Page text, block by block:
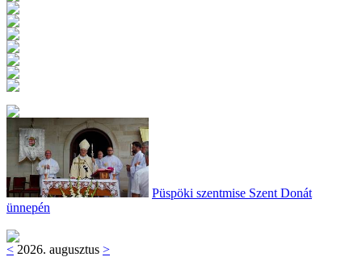
Püspöki szentmise Szent Donát
ünnepén
< 2026. augusztus >